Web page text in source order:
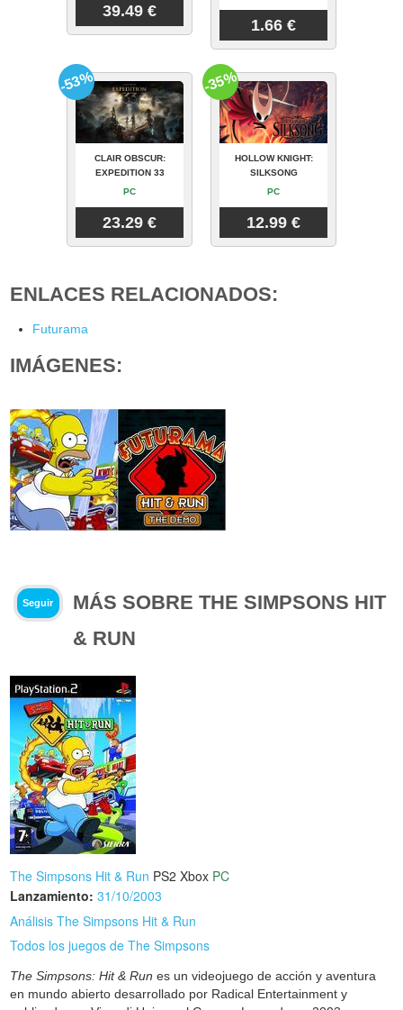
39.49 €
1.66 €
CLAIR OBSCUR:
EXPEDITION 33
PC
23.29 €
-53%
HOLLOW KNIGHT:
SILKSONG
PC
12.99 €
-35%
ENLACES RELACIONADOS:
Futurama
IMÁGENES:
Seguir
MÁS SOBRE THE SIMPSONS HIT
& RUN
The Simpsons Hit & Run PS2 Xbox PC
Lanzamiento: 31/10/2003
Análisis The Simpsons Hit & Run
Todos los juegos de The Simpsons
The Simpsons: Hit & Run es un videojuego de acción y aventura
en mundo abierto desarrollado por Radical Entertainment y